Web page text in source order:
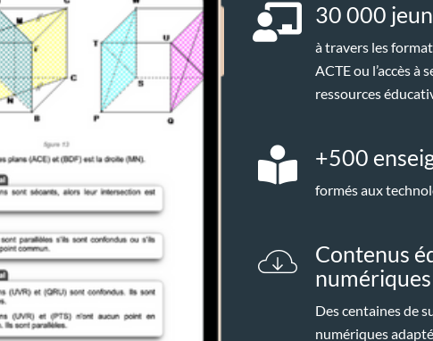
30 000
à travers les
ACTE ou l’accès à
ressources
+500
formés aux
Contenus
numériques
Des centaines de
numériques